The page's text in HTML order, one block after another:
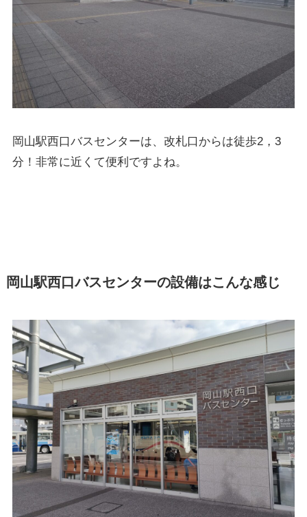
岡山駅西口バスセンターは、改札口からは徒歩2，3
分！非常に近くて便利ですよね。
岡山駅西口バスセンターの設備はこんな感じ